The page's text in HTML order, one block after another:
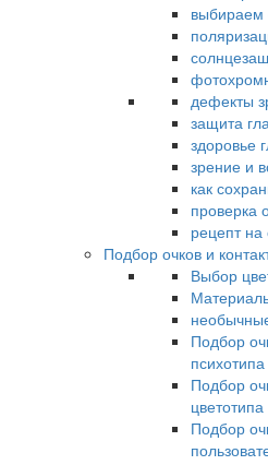
выбираем
дефекты
защита
здоровье
зрение и
как
проверка
рецепт на
Подбор очков и
Выбор
Подбор
психотипа
Подбор
цветотипа
Подбор